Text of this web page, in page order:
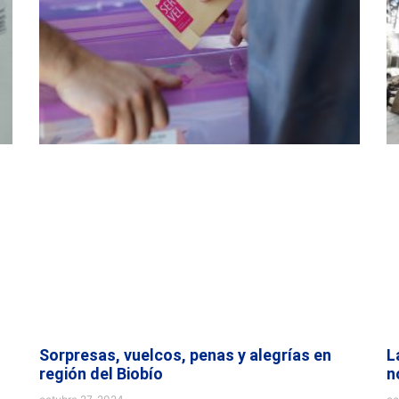
Sorpresas, vuelcos, penas y alegrías en
región del Biobío